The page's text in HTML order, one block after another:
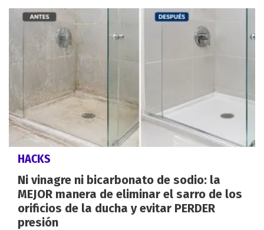
HACKS
Ni vinagre ni bicarbonato de sodio: la
MEJOR manera de eliminar el sarro de los
orificios de la ducha y evitar PERDER
presión